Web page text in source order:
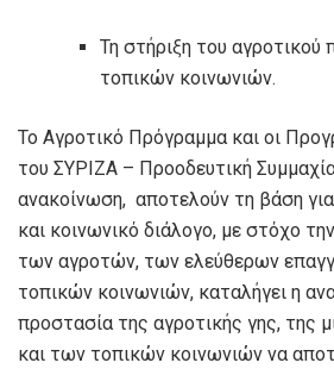
Τη στήριξη του
τοπικών κοινωνιών.
Το Αγροτικό Πρόγραμμα και οι
του ΣΥΡΙΖΑ – Προοδευτική
ανακοίνωση, αποτελούν τη βάση για
και κοινωνικό διάλογο, με στόχο
των αγροτών, των ελεύθερων
τοπικών κοινωνιών, καταλήγει η
προστασία της αγροτικής γης, της
και των τοπικών κοινωνιών να